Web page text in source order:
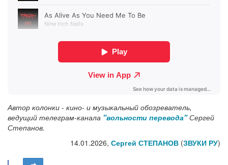
Автор колонки - кино- и музыкальный обозреватель,
ведущий телеграм-канала "вольности перевода"Сергей
Степанов.
14.01.2026, Сергей СТЕПАНОВ (ЗВУКИ РУ)